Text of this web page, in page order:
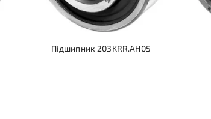
Підшипник 203KRR.AH05